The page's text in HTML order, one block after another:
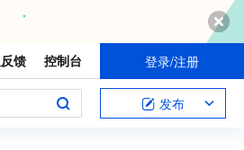
馈 控制台 登录/注册
发布